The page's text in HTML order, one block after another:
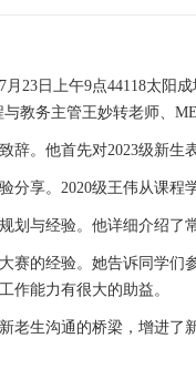
月23日上午9点44118太
教务主管王妙转老师、
辞。他首先对2023级新
分享。2020级王伟从课
划与经验。他详细介绍
赛的经验。她告诉同学
作能力有很大的助益。
老生沟通的桥梁，增进